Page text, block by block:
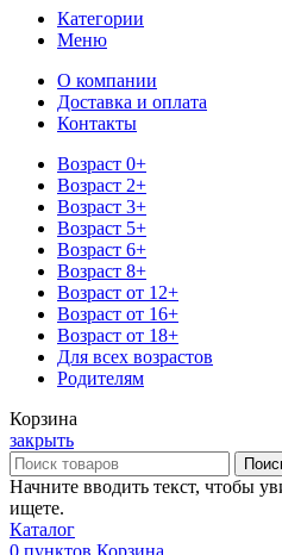
Категории
Меню
О компании
Доставка и оплата
Контакты
Возраст 0+
Возраст 2+
Возраст 3+
Возраст 5+
Возраст 6+
Возраст 8+
Возраст от 12+
Возраст от 16+
Возраст от 18+
Для всех возрастов
Родителям
Корзина
закрыть
Начните вводить текст, чтобы
ищете.
Каталог
0 пунктов Корзина